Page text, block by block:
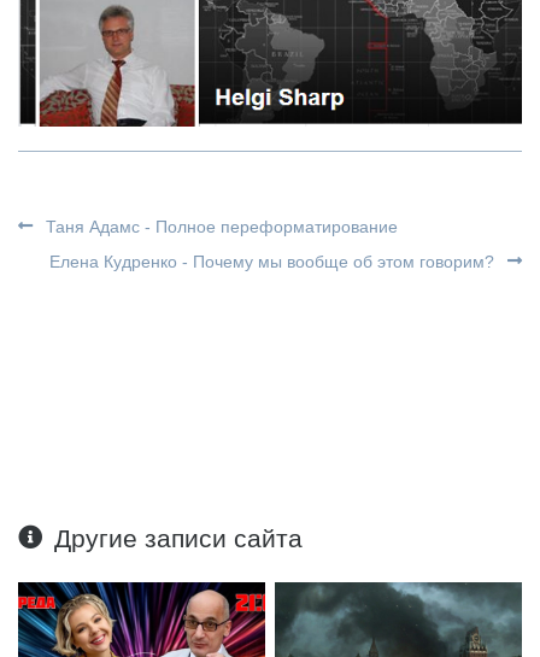
Таня Адамс - Полное переформатирование
Елена Кудренко - Почему мы вообще об этом говорим?
Другие записи сайта